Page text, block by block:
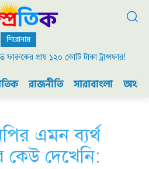
শিরোনাম
প্রায় ১২০ কোটি টাকা ট্রান্সফার!
রাজনীতি সারাবাংলা
এমন ব্যর্থ
দেখেনি: